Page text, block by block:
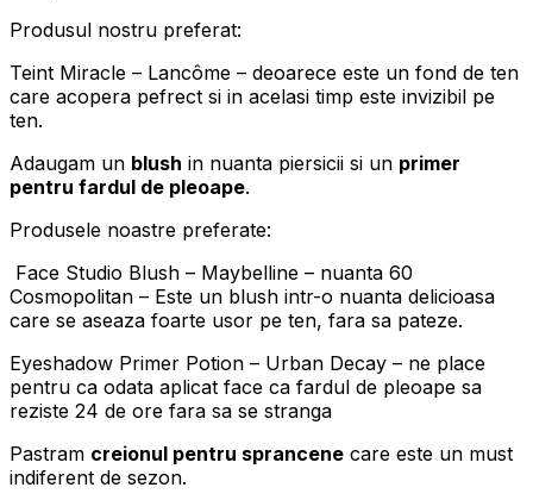
Produsul nostru preferat:
Teint Miracle – Lancôme – deoarece este un fond de ten
care acopera pefrect si in acelasi timp este invizibil pe
ten.
Adaugam un blush in nuanta piersicii si un primer
pentru fardul de pleoape.
Produsele noastre preferate:
Face Studio Blush – Maybelline – nuanta 60
Cosmopolitan – Este un blush intr-o nuanta delicioasa
care se aseaza foarte usor pe ten, fara sa pateze.
Eyeshadow Primer Potion – Urban Decay – ne place
pentru ca odata aplicat face ca fardul de pleoape sa
reziste 24 de ore fara sa se stranga
Pastram creionul pentru sprancene care este un must
indiferent de sezon.